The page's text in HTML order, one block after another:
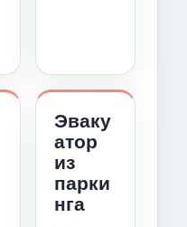
Эваку
атор
из
парки
нга